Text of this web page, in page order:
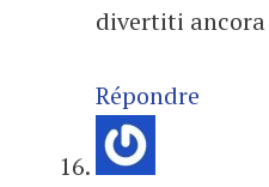
divertiti
Répondre